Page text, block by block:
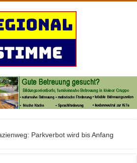
Parkverbot wird bis Anfang